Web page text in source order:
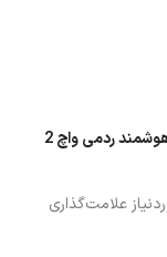
اولین کسی باشید که دیدگاهی می نویسد “ساعت هوشمند ردمی واچ 2
علامت‌گذاری